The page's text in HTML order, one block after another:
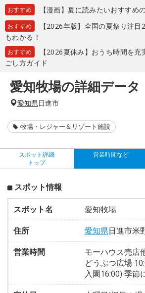
おすすめ 【漫画】夏に読みたいおすすめ
おすすめ
【2026年版】全国の夏祭り注
もわかる！
おすすめ
【2026夏休み】おうち時間を
ごし方ガイド
愛知牧場の詳細データ
愛知県日進市
牧場・レジャー＆リゾート施設
スポット詳細
トップ
営業時間など
スポット情報
スポット名
愛知牧場
住所
愛知県日進市米
営業時間
モーハウス売店
どうぶつ広場
入園16:00) 季節